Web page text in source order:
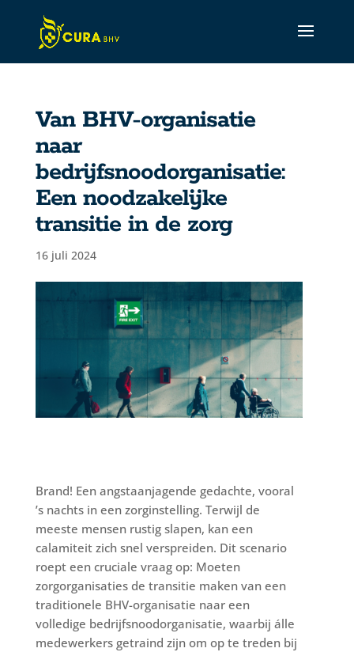
Van BHV-organisatie
naar
bedrijfsnoodorganisatie:
Een noodzakelijke
transitie in de zorg
16 juli 2024
Brand! Een angstaanjagende gedachte, vooral
’s nachts in een zorginstelling. Terwijl de
meeste mensen rustig slapen, kan een
calamiteit zich snel verspreiden. Dit scenario
roept een cruciale vraag op: Moeten
zorgorganisaties de transitie maken van een
traditionele BHV-organisatie naar een
volledige bedrijfsnoodorganisatie, waarbij álle
medewerkers getraind zijn om op te treden bij
CURA Assistant
Active